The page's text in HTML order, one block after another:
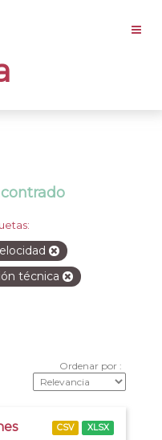
técnica
Ordenar por
CSV XLSX